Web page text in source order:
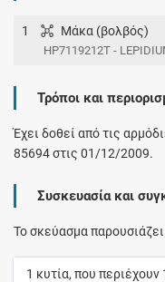
1 Μάκα (βολβός)
HP7119212T -
Τρόποι και
Έχει δοθεί από τις
85694 στις 01/12/2009.
Συσκευασία και
Το σκεύασμα
1 κυτία, που περιέχουν